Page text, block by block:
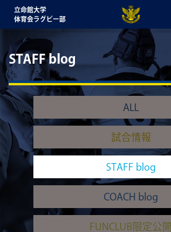
立命館大学
体育会ラグビー部
STAFF blog
ALL
試合情報
STAFF blog
COACH blog
FUNCLUB限定公開